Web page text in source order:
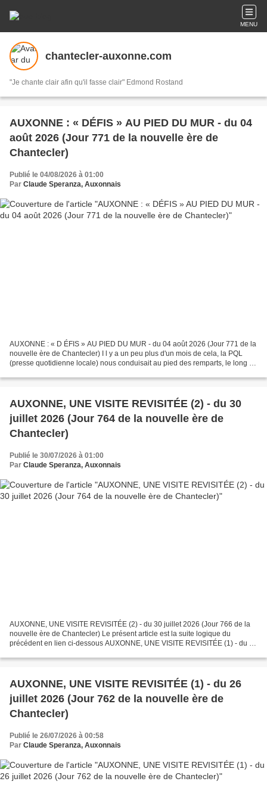
MENU
chantecler-auxonne.com
"Je chante clair afin qu'il fasse clair" Edmond Rostand
AUXONNE : « DÉFIS » AU PIED DU MUR - du 04
août 2026 (Jour 771 de la nouvelle ère de
Chantecler)
Publié le 04/08/2026 à 01:00
Par Claude Speranza, Auxonnais
AUXONNE : « D ÉFIS » AU PIED DU MUR - du 04 août 2026 (Jour 771 de la
nouvelle ère de Chantecler) I l y a un peu plus d'un mois de cela, la PQL
(presse quotidienne locale) nous conduisait au pied des remparts, le long du
AUXONNE, UNE VISITE REVISITÉE (2) - du 30
juillet 2026 (Jour 764 de la nouvelle ère de
Chantecler)
Publié le 30/07/2026 à 01:00
Par Claude Speranza, Auxonnais
AUXONNE, UNE VISITE REVISITÉE (2) - du 30 juillet 2026 (Jour 766 de la
nouvelle ère de Chantecler) Le présent article est la suite logique du
précédent en lien ci-dessous AUXONNE, UNE VISITE REVISITÉE (1) - du 26
AUXONNE, UNE VISITE REVISITÉE (1) - du 26
juillet 2026 (Jour 762 de la nouvelle ère de
Chantecler)
Publié le 26/07/2026 à 00:58
Par Claude Speranza, Auxonnais